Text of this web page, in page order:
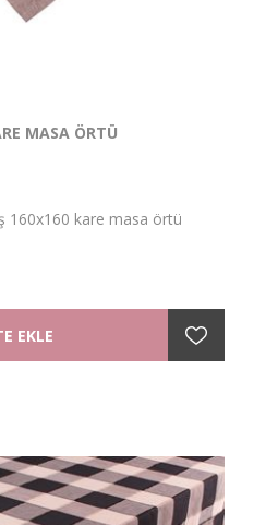
MASA ÖRTÜ
160x160 kare masa örtü